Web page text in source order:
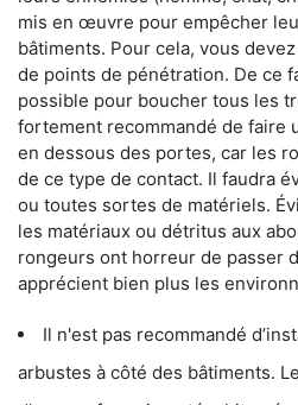
mis en œuvre pour empêcher
bâtiments. Pour cela, vous
de points de pénétration. De ce
possible pour boucher tous les
fortement recommandé de faire
en dessous des portes, car les
de ce type de contact. Il faudra
ou toutes sortes de matériels.
les matériaux ou détritus aux
rongeurs ont horreur de passer
apprécient bien plus les
Il n'est pas recommandé
arbustes à côté des bâtiments.